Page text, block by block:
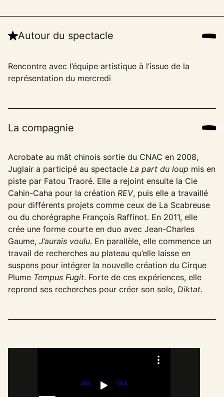
Autour du spectacle
Rencontre avec l’équipe artistique à l’issue de la
représentation du mercredi
La compagnie
Acrobate au mât chinois sortie du CNAC en 2008,
Juglair a participé au spectacle La part du loup mis en
piste par Fatou Traoré. Elle a rejoint ensuite la Cie
Cahin-Caha pour la création REV, puis elle a travaillé
pour différents projets comme ceux de La Scabreuse
ou du chorégraphe François Raffinot. En 2011, elle
crée une forme courte en duo avec Jean-Charles
Gaume, J’aurais voulu. En parallèle, elle commence un
travail de recherches au plateau qu’elle laisse en
suspens pour intégrer la nouvelle création du Cirque
Plume Tempus Fugit. Forte de ces expériences, elle
reprend ses recherches pour créer son solo, Diktat.